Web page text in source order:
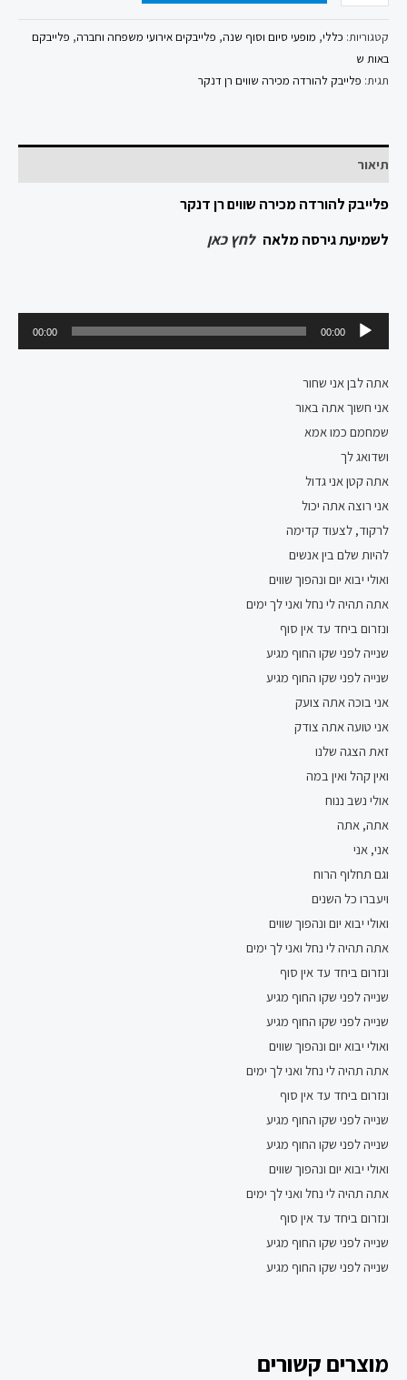
קטגוריות: כללי, מופעי סיום וסוף שנה, פלייבקים אירועי משפחה וחברה, פלייבקם
באות ש
תגית: פלייבק להורדה מכירה שווים רן דנקר
תיאור
פלייבק להורדה מכירה שווים רן דנקר
לשמיעת גירסה מלאהלחץ כאן
אודיו
00:00
00:00
אתה לבן אני שחור
אני חשוך אתה באור
שמחמם כמו אמא
ושדואג לך
אתה קטן אני גדול
אני רוצה אתה יכול
לרקוד, לצעוד קדימה
להיות שלם בין אנשים
ואולי יבוא יום ונהפוך שווים
אתה תהיה לי נחל ואני לך ימים
ונזרום ביחד עד אין סוף
שנייה לפני שקו החוף מגיע
שנייה לפני שקו החוף מגיע
אני בוכה אתה צועק
אני טועה אתה צודק
זאת הצגה שלנו
ואין קהל ואין במה
אולי נשב ננוח
אתה, אתה
אני, אני
וגם תחלוף הרוח
ויעברו כל השנים
ואולי יבוא יום ונהפוך שווים
אתה תהיה לי נחל ואני לך ימים
ונזרום ביחד עד אין סוף
שנייה לפני שקו החוף מגיע
שנייה לפני שקו החוף מגיע
ואולי יבוא יום ונהפוך שווים
אתה תהיה לי נחל ואני לך ימים
ונזרום ביחד עד אין סוף
שנייה לפני שקו החוף מגיע
שנייה לפני שקו החוף מגיע
ואולי יבוא יום ונהפוך שווים
אתה תהיה לי נחל ואני לך ימים
ונזרום ביחד עד אין סוף
שנייה לפני שקו החוף מגיע
שנייה לפני שקו החוף מגיע
מוצרים קשורים